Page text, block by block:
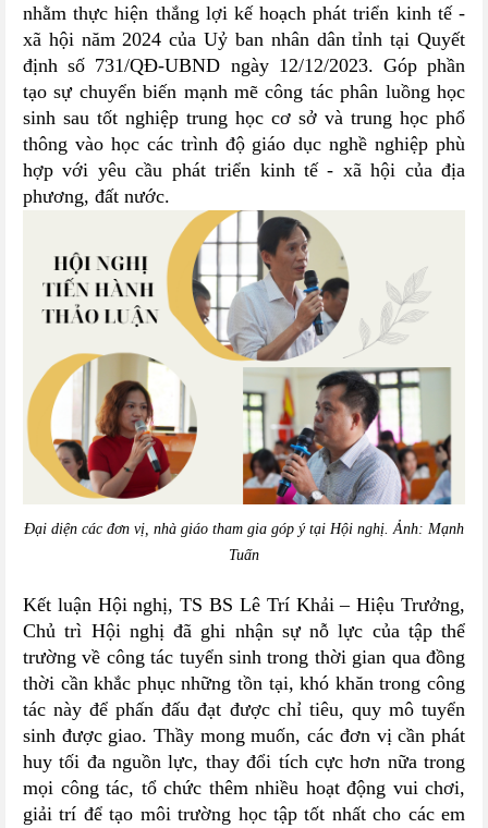
nhằm thực hiện thắng lợi kế hoạch phát triển kinh tế -
xã hội năm 2024 của Uỷ ban nhân dân tỉnh tại Quyết
định số 731/QĐ-UBND ngày 12/12/2023. Góp phần
tạo sự chuyển biến mạnh mẽ công tác phân luồng học
sinh sau tốt nghiệp trung học cơ sở và trung học phổ
thông vào học các trình độ giáo dục nghề nghiệp phù
hợp với yêu cầu phát triển kinh tế - xã hội của địa
phương, đất nước.
Đại diện các đơn vị, nhà giáo tham gia góp ý tại Hội nghị. Ảnh: Mạnh
Tuấn
Kết luận Hội nghị, TS BS Lê Trí Khải – Hiệu Trưởng,
Chủ trì Hội nghị đã ghi nhận sự nỗ lực của tập thể
trường về công tác tuyển sinh trong thời gian qua đồng
thời cần khắc phục những tồn tại, khó khăn trong công
tác này để phấn đấu đạt được chỉ tiêu, quy mô tuyển
sinh được giao. Thầy mong muốn, các đơn vị cần phát
huy tối đa nguồn lực, thay đổi tích cực hơn nữa trong
mọi công tác, tổ chức thêm nhiều hoạt động vui chơi,
giải trí để tạo môi trường học tập tốt nhất cho các em